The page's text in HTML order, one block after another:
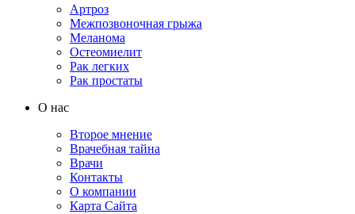
Артроз
Межпозвоночная грыжа
Меланома
Остеомиелит
Рак легких
Рак простаты
О нас
Второе мнение
Врачебная тайна
Врачи
Контакты
О компании
Карта Сайта